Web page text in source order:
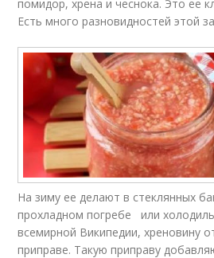
помидор, хрена и чеснока. Это ее
Есть много разновидностей этой
На зиму ее делают в стеклянных
прохладном погребе или
всемирной Википедии, хреновину
приправе. Такую приправу